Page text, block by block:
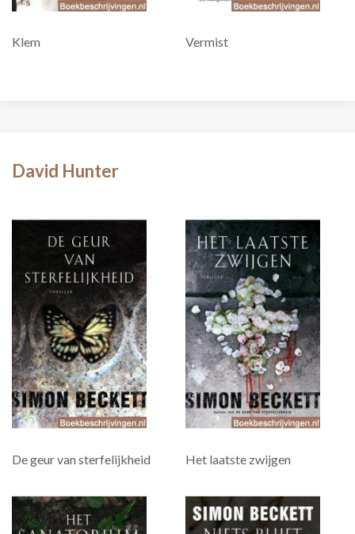
Klem Vermist
David Hunter
De geur van sterfelijkheid Het laatste zwijgen